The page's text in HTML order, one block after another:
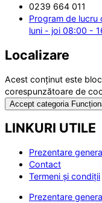
0239 664 011
Program de lucru
luni - joi 08:00 -
Localizare
Acest conținut este
corespunzătoare de
Accept categoria
LINKURI UTILE
Prezentare
Contact
Termeni și condiții
Prezentare